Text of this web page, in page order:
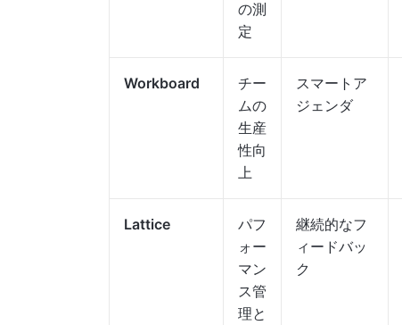
の測
定
Workboard
チー
ムの
生産
性向
上
スマートア
ジェンダ
Lattice
パフ
ォー
マン
ス管
理と
継続的なフ
ィードバッ
ク